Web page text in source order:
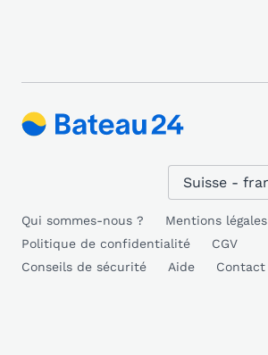
Qui sommes-nous ?
Mentions légales
Politique de confidentialité
CGV
Conseils de sécurité
Aide Contact